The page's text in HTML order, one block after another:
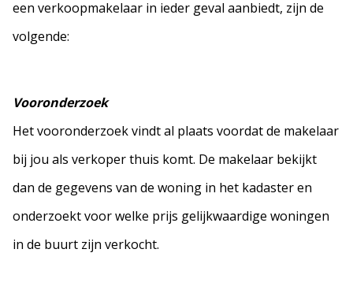
een verkoopmakelaar in ieder geval aanbiedt, zijn de
volgende:
Vooronderzoek
Het vooronderzoek vindt al plaats voordat de makelaar
bij jou als verkoper thuis komt. De makelaar bekijkt
dan de gegevens van de woning in het kadaster en
onderzoekt voor welke prijs gelijkwaardige woningen
in de buurt zijn verkocht.